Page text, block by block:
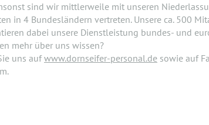
sind wir mittlerweile mit unseren
in 4 Bundesländern vertreten. Unsere ca. 500
dabei unsere Dienstleistung bundes- und
mehr über uns wissen?
uns aufwww.dornseifer-personal.de sowie auf